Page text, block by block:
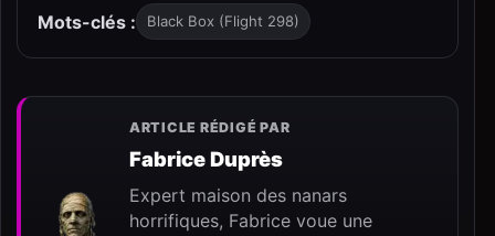
Mots-clés : Black Box (Flight 298)
ARTICLE RÉDIGÉ PAR
Fabrice Duprès
Expert maison des nanars
horrifiques, Fabrice voue une